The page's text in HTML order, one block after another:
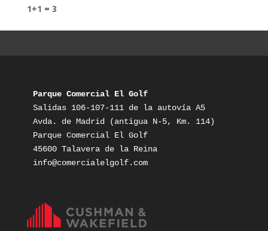
1+1 = 3
Parque Comercial El Golf
Salidas 106-107-111 de la autovía A5
Avda. de Madrid (antigua N-5, Km. 114)
Parque Comercial El Golf
45600 Talavera de la Reina
info@comercialelgolf.com